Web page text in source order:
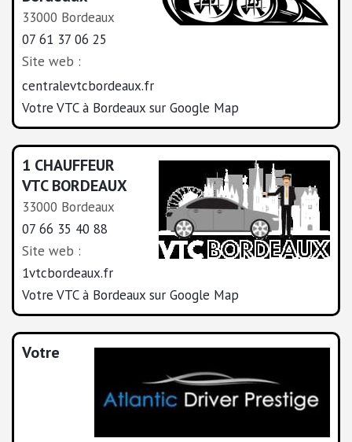
33000 Bordeaux
07 61 37 06 25
Site web :
centralevtcbordeaux.fr
Votre VTC à Bordeaux sur Google Map
1 CHAUFFEUR
VTC BORDEAUX
33000 Bordeaux
07 66 35 40 88
Site web :
1vtcbordeaux.fr
Votre VTC à Bordeaux sur Google Map
Votre